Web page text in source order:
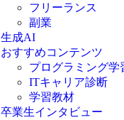
JavaScript
Swift
Ruby
その他言語
フリーランス
副業
生成AI
おすすめコンテンツ
プログラミング学
ITキャリア診断
学習教材
卒業生インタビュー